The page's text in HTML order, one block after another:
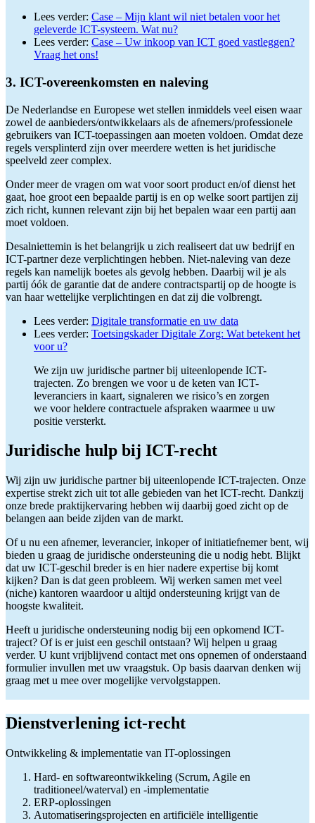
Lees verder: Case – Mijn klant wil niet betalen voor het
geleverde ICT-systeem. Wat nu?
Lees verder: Case – Uw inkoop van ICT goed vastleggen?
Vraag het ons!
3. ICT-overeenkomsten en naleving
De Nederlandse en Europese wet stellen inmiddels veel eisen waar
zowel de aanbieders/ontwikkelaars als de afnemers/professionele
gebruikers van ICT-toepassingen aan moeten voldoen. Omdat deze
regels versplinterd zijn over meerdere wetten is het juridische
speelveld zeer complex.
Onder meer de vragen om wat voor soort product en/of dienst het
gaat, hoe groot een bepaalde partij is en op welke soort partijen zij
zich richt, kunnen relevant zijn bij het bepalen waar een partij aan
moet voldoen.
Desalniettemin is het belangrijk u zich realiseert dat uw bedrijf en
ICT-partner deze verplichtingen hebben. Niet-naleving van deze
regels kan namelijk boetes als gevolg hebben. Daarbij wil je als
partij óók de garantie dat de andere contractspartij op de hoogte is
van haar wettelijke verplichtingen en dat zij die volbrengt.
Lees verder: Digitale transformatie en uw data
Lees verder: Toetsingskader Digitale Zorg: Wat betekent het
voor u?
We zijn uw juridische partner bij uiteenlopende ICT-
trajecten. Zo brengen we voor u de keten van ICT-
leveranciers in kaart, signaleren we risico’s en zorgen
we voor heldere contractuele afspraken waarmee u uw
positie versterkt.
Juridische hulp bij ICT-recht
Wij zijn uw juridische partner bij uiteenlopende ICT-trajecten. Onze
expertise strekt zich uit tot alle gebieden van het ICT-recht. Dankzij
onze brede praktijkervaring hebben wij daarbij goed zicht op de
belangen aan beide zijden van de markt.
Of u nu een afnemer, leverancier, inkoper of initiatiefnemer bent, wij
bieden u graag de juridische ondersteuning die u nodig hebt. Blijkt
dat uw ICT-geschil breder is en hier nadere expertise bij komt
kijken? Dan is dat geen probleem. Wij werken samen met veel
(niche) kantoren waardoor u altijd ondersteuning krijgt van de
hoogste kwaliteit.
Heeft u juridische ondersteuning nodig bij een opkomend ICT-
traject? Of is er juist een geschil ontstaan? Wij helpen u graag
verder. U kunt vrijblijvend contact met ons opnemen of onderstaand
formulier invullen met uw vraagstuk. Op basis daarvan denken wij
graag met u mee over mogelijke vervolgstappen.
Dienstverlening ict-recht
Ontwikkeling & implementatie van IT-oplossingen
Hard- en softwareontwikkeling (Scrum, Agile en
traditioneel/waterval) en -implementatie
ERP-oplossingen
Automatiseringsprojecten en artificiële intelligentie